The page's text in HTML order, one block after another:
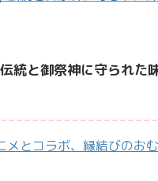
統と御祭神に守られた